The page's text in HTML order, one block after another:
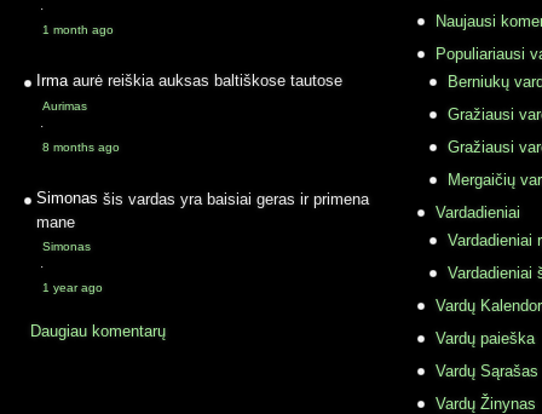
·
1 month ago
Irma aurė reiškia auksas baltiškose tautose
Aurimas
·
8 months ago
Simonas šis vardas yra baisiai geras ir primena
mane
Simonas
·
1 year ago
Daugiau komentarų
Naujausi
Populiariausi
Berniukų
Gražiausi
Gražiausi
Mergaičių
Vardadieniai
Vardadieniai
Vardadieniai
Vardų
Vardų paieška
Vardų Sąrašas
Vardų Žinynas